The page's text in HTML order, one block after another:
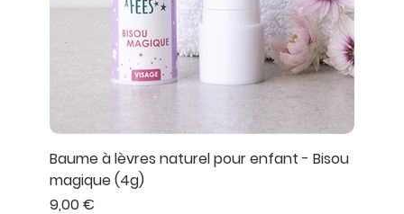
Baume à lèvres naturel pour enfant - Bisou
magique (4g)
Prix
9,00 €